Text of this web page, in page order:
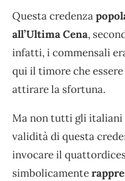
Questa credenza
all’Ultima Cena,
infatti, i commensali
qui il timore che
attirare la sfortuna.
Ma non tutti gli italiani
validità di questa
invocare il
simbolicamente